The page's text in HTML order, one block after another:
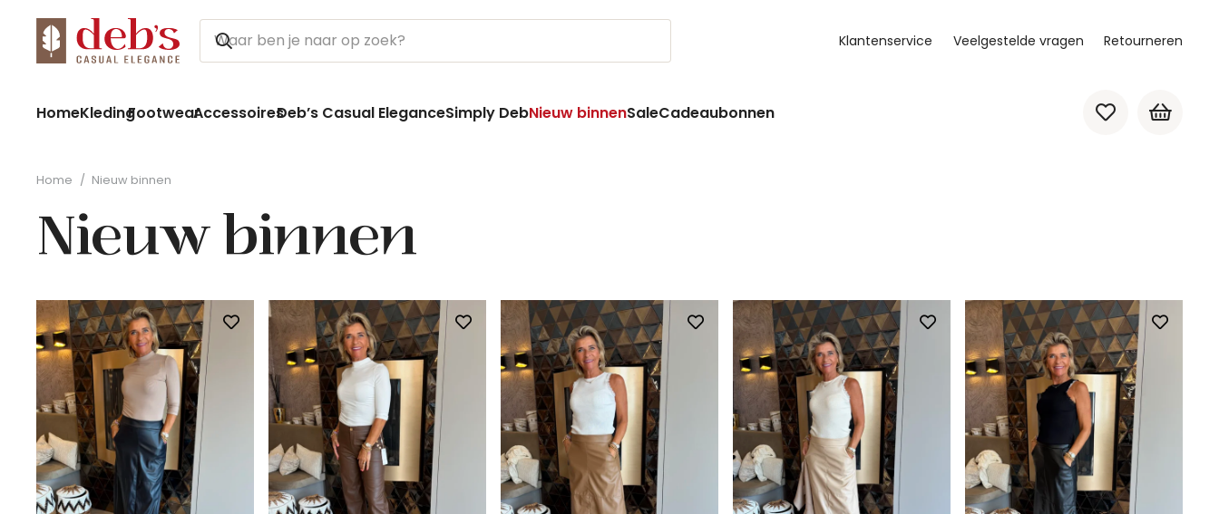
Klantenservice Veelgestelde vragen Retourneren
HomeKledingFootwearAccessoiresDeb’s Casual EleganceSimply DebNieuw binnenSaleCadeaubonnen
Home / Nieuw binnen
Nieuw binnen